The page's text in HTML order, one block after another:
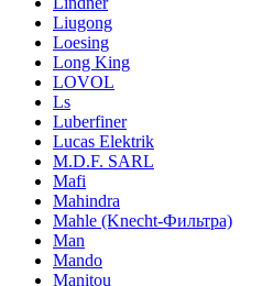
Liugong
Loesing
Long King
LOVOL
Ls
Luberfiner
Lucas Elektrik
M.D.F. SARL
Mafi
Mahindra
Mahle (Knecht-Фильтра)
Man
Mando
Manitou